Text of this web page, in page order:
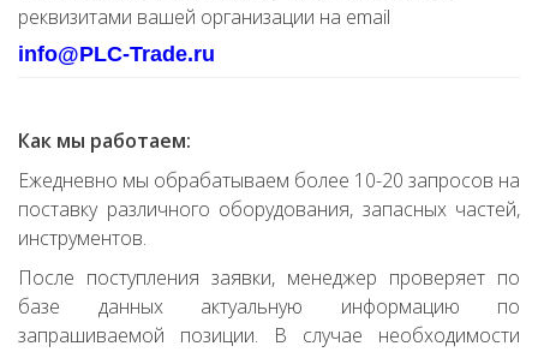
реквизитами вашей организации на email
info@PLC-Trade.ru
Как мы работаем:
Ежедневно мы обрабатываем более 10-20 запросов на
поставку различного оборудования, запасных частей,
инструментов.
После поступления заявки, менеджер проверяет по
базе данных актуальную информацию по
запрашиваемой позиции. В случае необходимости